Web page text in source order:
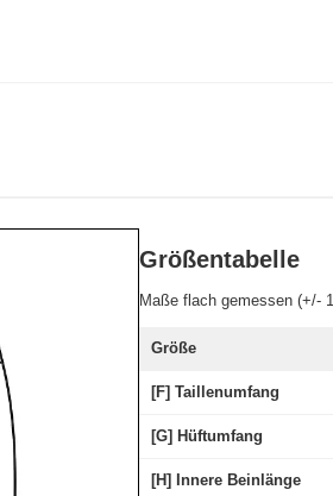
Größentabelle
Maße flach gemessen (+/-
Größe
[F] Taillenumfang
[G] Hüftumfang
[H] Innere Beinlänge